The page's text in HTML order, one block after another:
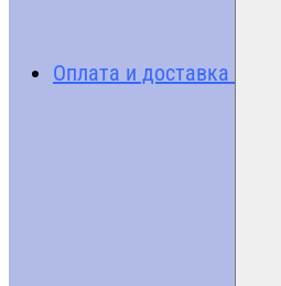
Оплата и доставка